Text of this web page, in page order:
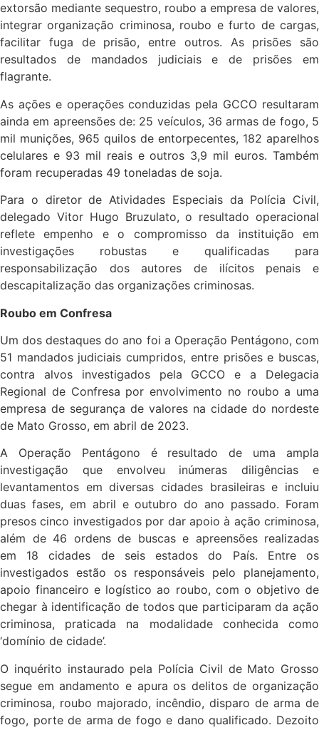
extorsão mediante sequestro, roubo a empresa de valores,
integrar organização criminosa, roubo e furto de cargas,
facilitar fuga de prisão, entre outros. As prisões são
resultados de mandados judiciais e de prisões em
flagrante.
As ações e operações conduzidas pela GCCO resultaram
ainda em apreensões de: 25 veículos, 36 armas de fogo, 5
mil munições, 965 quilos de entorpecentes, 182 aparelhos
celulares e 93 mil reais e outros 3,9 mil euros. Também
foram recuperadas 49 toneladas de soja.
Para o diretor de Atividades Especiais da Polícia Civil,
delegado Vitor Hugo Bruzulato, o resultado operacional
reflete empenho e o compromisso da instituição em
investigações robustas e qualificadas para
responsabilização dos autores de ilícitos penais e
descapitalização das organizações criminosas.
Roubo em Confresa
Um dos destaques do ano foi a Operação Pentágono, com
51 mandados judiciais cumpridos, entre prisões e buscas,
contra alvos investigados pela GCCO e a Delegacia
Regional de Confresa por envolvimento no roubo a uma
empresa de segurança de valores na cidade do nordeste
de Mato Grosso, em abril de 2023.
A Operação Pentágono é resultado de uma ampla
investigação que envolveu inúmeras diligências e
levantamentos em diversas cidades brasileiras e incluiu
duas fases, em abril e outubro do ano passado. Foram
presos cinco investigados por dar apoio à ação criminosa,
além de 46 ordens de buscas e apreensões realizadas
em 18 cidades de seis estados do País. Entre os
investigados estão os responsáveis pelo planejamento,
apoio financeiro e logístico ao roubo, com o objetivo de
chegar à identificação de todos que participaram da ação
criminosa, praticada na modalidade conhecida como
‘domínio de cidade’.
O inquérito instaurado pela Polícia Civil de Mato Grosso
segue em andamento e apura os delitos de organização
criminosa, roubo majorado, incêndio, disparo de arma de
fogo, porte de arma de fogo e dano qualificado. Dezoito